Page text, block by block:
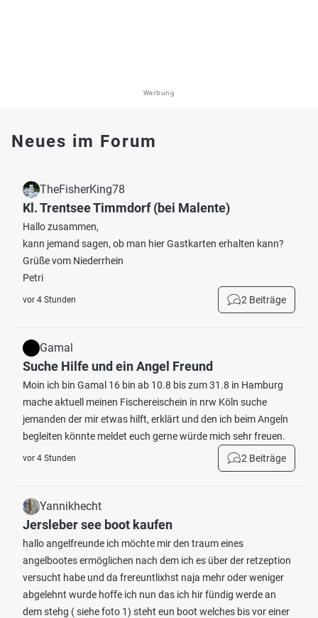
Werbung
Neues im Forum
TheFisherKing78
Kl. Trentsee Timmdorf (bei Malente)
Hallo zusammen,
kann jemand sagen, ob man hier Gastkarten erhalten kann?
Grüße vom Niederrhein
Petri
vor 4 Stunden 2 Beiträge
Gamal
Suche Hilfe und ein Angel Freund
Moin ich bin Gamal 16 bin ab 10.8 bis zum 31.8 in Hamburg
mache aktuell meinen Fischereischein in nrw Köln suche
jemanden der mir etwas hilft, erklärt und den ich beim Angeln
begleiten könnte meldet euch gerne würde mich sehr freuen.
vor 4 Stunden 2 Beiträge
Yannikhecht
Jersleber see boot kaufen
hallo angelfreunde ich möchte mir den traum eines
angelbootes ermöglichen nach dem ich es über der retzeption
versucht habe und da frereuntlixhst naja mehr oder weniger
abgelehnt wurde hoffe ich nun das ich hir fündig werde an
dem stehg ( siehe foto 1) steht eun boot welches bis vor einer